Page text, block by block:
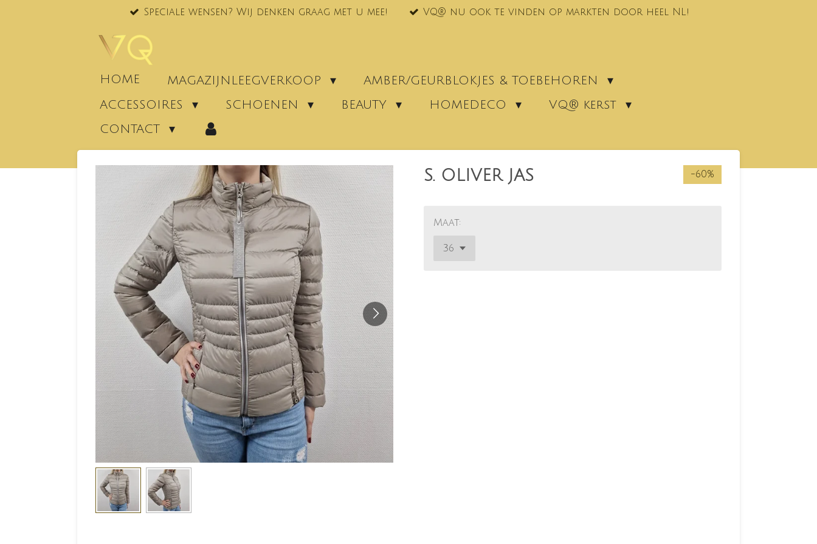
Speciale wensen? Wij denken graag met u mee! VQ® nu ook te vinden op markten door heel NL!
HOME MAGAZIJNLEEGVERKOOP
AMBER/GEURBLOKJES & TOEBEHOREN
ACCESSOIRES
SCHOENEN BEAUTY HOMEDECO
VQ® kerst
CONTACT
S. OLIVER JAS -60%
Maat: